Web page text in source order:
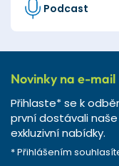
Podcast
Novinky na e-mail
Přihlaste* se k
první dostávali
exkluzivní nabídky.
* Přihlášením